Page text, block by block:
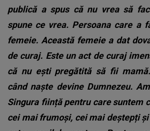
publică a spus că nu vrea să
spune ce vrea. Persoana care a
femeie. Această femeie a dat
de curaj. Este un act de curaj
că nu ești pregătită să fii
când naște devine Dumnezeu.
Singura ființă pentru care suntem
cei mai frumoși, cei mai deștepți